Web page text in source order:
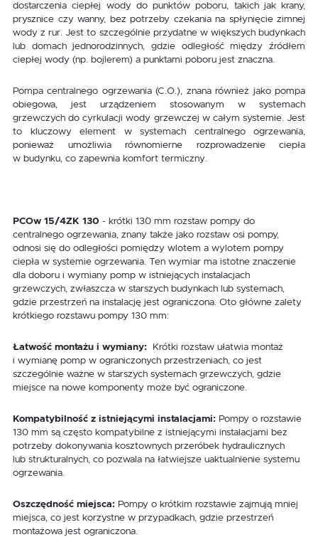
dostarczenia ciepłej wody do punktów poboru, takich jak krany,
prysznice czy wanny, bez potrzeby czekania na spłynięcie zimnej
wody z rur. Jest to szczególnie przydatne w większych budynkach
lub domach jednorodzinnych, gdzie odległość między źródłem
ciepłej wody (np. bojlerem) a punktami poboru jest znaczna.
Pompa centralnego ogrzewania (C.O.), znana również jako pompa
obiegowa, jest urządzeniem stosowanym w systemach
grzewczych do cyrkulacji wody grzewczej w całym systemie. Jest
to kluczowy element w systemach centralnego ogrzewania,
ponieważ umożliwia równomierne rozprowadzenie ciepła
w budynku, co zapewnia komfort termiczny.
PCOw 15/4ZK 130 - krótki 130 mm rozstaw pompy do
centralnego ogrzewania, znany także jako rozstaw osi pompy,
odnosi się do odległości pomiędzy wlotem a wylotem pompy
ciepła w systemie ogrzewania. Ten wymiar ma istotne znaczenie
dla doboru i wymiany pomp w istniejących instalacjach
grzewczych, zwłaszcza w starszych budynkach lub systemach,
gdzie przestrzeń na instalację jest ograniczona. Oto główne zalety
krótkiego rozstawu pompy 130 mm:
Łatwość montażu i wymiany:
Krótki rozstaw ułatwia montaż
i wymianę pomp w ograniczonych przestrzeniach, co jest
szczególnie ważne w starszych systemach grzewczych, gdzie
miejsce na nowe komponenty może być ograniczone.
Kompatybilność z istniejącymi instalacjami: Pompy o rozstawie
130 mm są często kompatybilne z istniejącymi instalacjami bez
potrzeby dokonywania kosztownych przeróbek hydraulicznych
lub strukturalnych, co pozwala na łatwiejsze uaktualnienie systemu
ogrzewania.
Oszczędność miejsca: Pompy o krótkim rozstawie zajmują mniej
miejsca, co jest korzystne w przypadkach, gdzie przestrzeń
montażowa jest ograniczona.